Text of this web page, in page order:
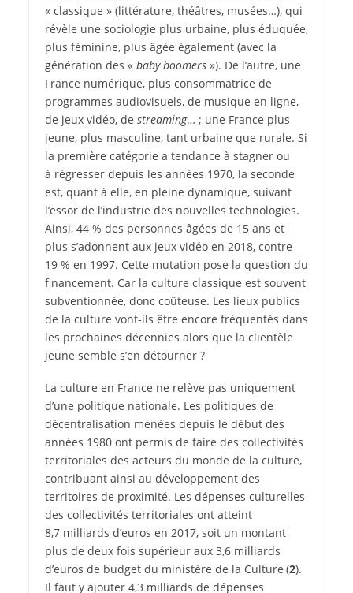
« classique » (littérature, théâtres, musées…), qui
révèle une sociologie plus urbaine, plus éduquée,
plus féminine, plus âgée également (avec la
génération des « baby boomers »). De l’autre, une
France numérique, plus consommatrice de
programmes audiovisuels, de musique en ligne,
de jeux vidéo, de streaming… ; une France plus
jeune, plus masculine, tant urbaine que rurale. Si
la première catégorie a tendance à stagner ou
à régresser depuis les années 1970, la seconde
est, quant à elle, en pleine dynamique, suivant
l’essor de l’industrie des nouvelles technologies.
Ainsi, 44 % des personnes âgées de 15 ans et
plus s’adonnent aux jeux vidéo en 2018, contre
19 % en 1997. Cette mutation pose la question du
­financement. Car la culture classique est souvent
subventionnée, donc coûteuse. Les lieux publics
de la culture vont-ils être encore fréquentés dans
les prochaines décennies alors que la clientèle
jeune semble s’en détourner ?
La culture en France ne relève pas uniquement
d’une politique nationale. Les politiques de
décentralisation menées depuis le début des
années 1980 ont permis de faire des collectivités
territoriales des acteurs du monde de la culture,
contribuant ainsi au développement des
territoires de proximité. Les dépenses culturelles
des collectivités territoriales ont atteint
8,7 milliards d’euros en 2017, soit un montant
plus de deux fois supérieur aux 3,6 milliards
d’euros de budget du ministère de la Culture (2).
Il faut y ajouter 4,3 milliards de dépenses